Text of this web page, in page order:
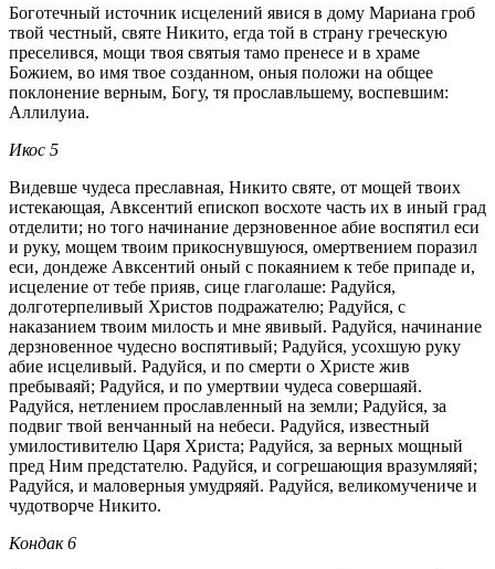
Боготечный источник исцелений явися в дому Мариана гроб
твой честный, святе Никито, егда той в страну греческую
преселився, мощи твоя святыя тамо пренесе и в храме
Божием, во имя твое созданном, оныя положи на общее
поклонение верным, Богу, тя прославльшему, воспевшим:
Аллилуиа.
Икос 5
Видевше чудеса преславная, Никито святе, от мощей твоих
истекающая, Авксентий епископ восхоте часть их в иный град
отделити; но того начинание дерзновенное абие воспятил еси
и руку, мощем твоим прикоснувшуюся, омертвением поразил
еси, дондеже Авксентий оный с покаянием к тебе припаде и,
исцеление от тебе прияв, сице глаголаше: Радуйся,
долготерпеливый Христов подражателю; Радуйся, с
наказанием твоим милость и мне явивый. Радуйся, начинание
дерзновенное чудесно воспятивый; Радуйся, усохшую руку
абие исцеливый. Радуйся, и по смерти о Христе жив
пребываяй; Радуйся, и по умертвии чудеса совершаяй.
Радуйся, нетлением прославленный на земли; Радуйся, за
подвиг твой венчанный на небеси. Радуйся, известный
умилостивителю Царя Христа; Радуйся, за верных мощный
пред Ним предстателю. Радуйся, и согрешающия вразумляяй;
Радуйся, и маловерныя умудряяй. Радуйся, великомучениче и
чудотворче Никито.
Кондак 6